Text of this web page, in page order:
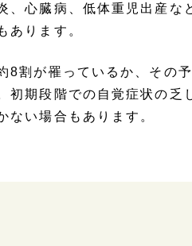
、心臓病、低体重児出産な
あります。
8割が罹っているか、その
初期段階での自覚症状の乏
ない場合もあります。